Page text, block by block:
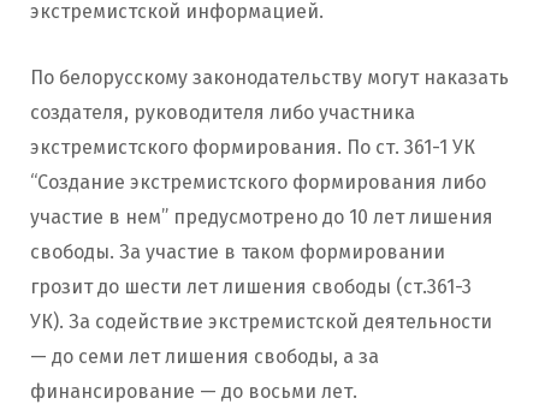
экстремистской информацией.
По белорусскому законодательству могут наказать
создателя, руководителя либо участника
экстремистского формирования. По ст. 361-1 УК
“Создание экстремистского формирования либо
участие в нем” предусмотрено до 10 лет лишения
свободы. За участие в таком формировании
грозит до шести лет лишения свободы (ст.361-3
УК). За содействие экстремистской деятельности
— до семи лет лишения свободы, а за
финансирование — до восьми лет.